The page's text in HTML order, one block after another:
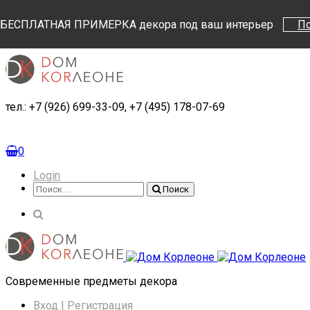
БЕСПЛАТНАЯ ПРИМЕРКА декора под ваш интерьер
тел.: +7 (926) 699-33-09, +7 (495) 178-07-69
0
Login
Поиск
Поиск
Cовременные предметы декора
Вход | Регистрация